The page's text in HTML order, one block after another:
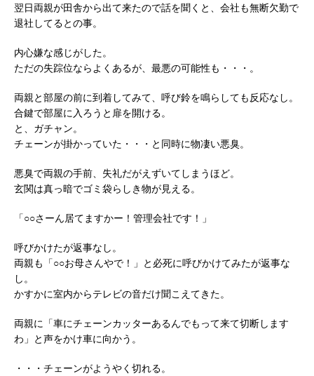
翌日両親が田舎から出て来たので話を聞くと、会社も無断欠勤で
退社してるとの事。
内心嫌な感じがした。
ただの失踪位ならよくあるが、最悪の可能性も・・・。
両親と部屋の前に到着してみて、呼び鈴を鳴らしても反応なし。
合鍵で部屋に入ろうと扉を開ける。
と、ガチャン。
チェーンが掛かっていた・・・と同時に物凄い悪臭。
悪臭で両親の手前、失礼だがえずいてしまうほど。
玄関は真っ暗でゴミ袋らしき物が見える。
「○○さーん居てますかー！管理会社です！」
呼びかけたが返事なし。
両親も「○○お母さんやで！」と必死に呼びかけてみたが返事な
し。
かすかに室内からテレビの音だけ聞こえてきた。
両親に「車にチェーンカッターあるんでもって来て切断します
わ」と声をかけ車に向かう。
・・・チェーンがようやく切れる。